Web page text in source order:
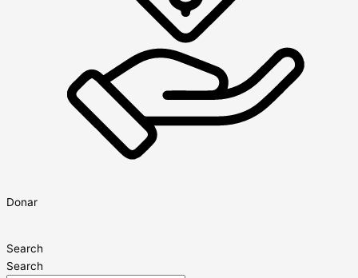
Donar
Search
Search